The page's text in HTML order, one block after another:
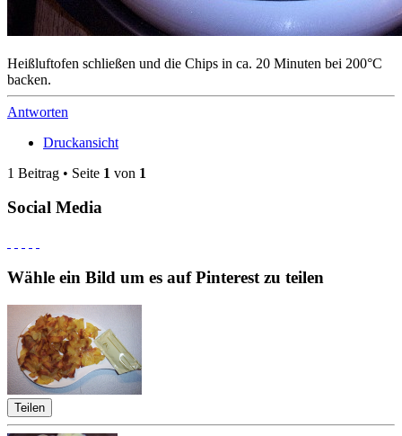
Heißluftofen schließen und die Chips in ca. 20 Minuten bei 200°C
backen.
Antworten
Druckansicht
1 Beitrag • Seite 1 von 1
Social Media
Wähle ein Bild um es auf Pinterest zu teilen
Teilen